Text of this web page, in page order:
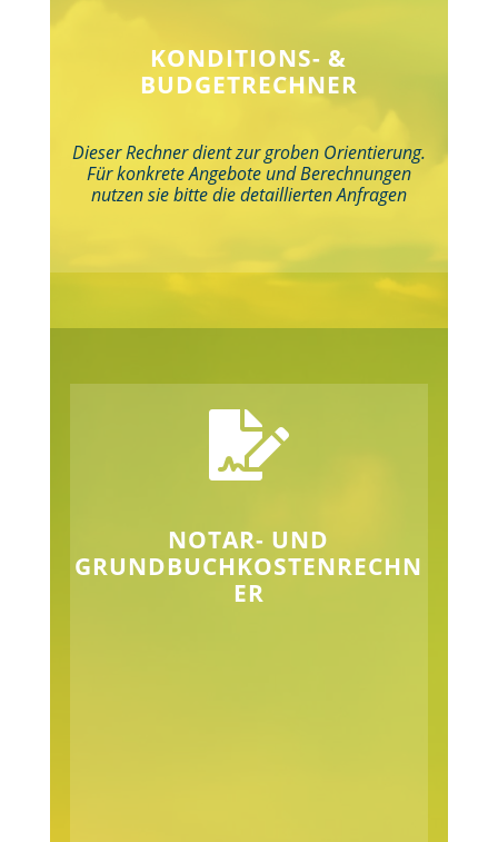
KONDITIONS- &
BUDGETRECHNER
Dieser Rechner dient zur groben Orientierung.
Für konkrete Angebote und Berechnungen
nutzen sie bitte die detaillierten Anfragen

NOTAR- UND
GRUNDBUCHKOSTENRECHN
ER